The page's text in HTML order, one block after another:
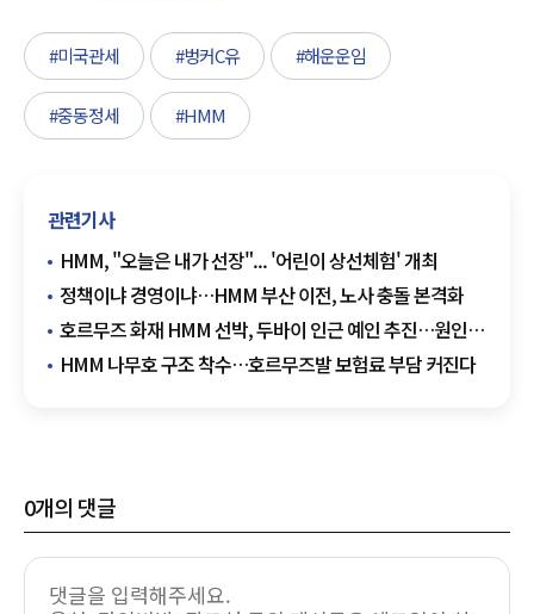
#미국관세 #벙커C유 #해운운임
#중동정세 #HMM
관련기사
HMM, "오늘은 내가 선장"... '어린이 상선체험' 개최
정책이냐 경영이냐…HMM 부산 이전, 노사 충돌 본격화
호르무즈 화재 HMM 선박, 두바이 인근 예인 추진…원인
규명 장기화
HMM 나무호 구조 착수…호르무즈발 보험료 부담 커진다
0개의 댓글